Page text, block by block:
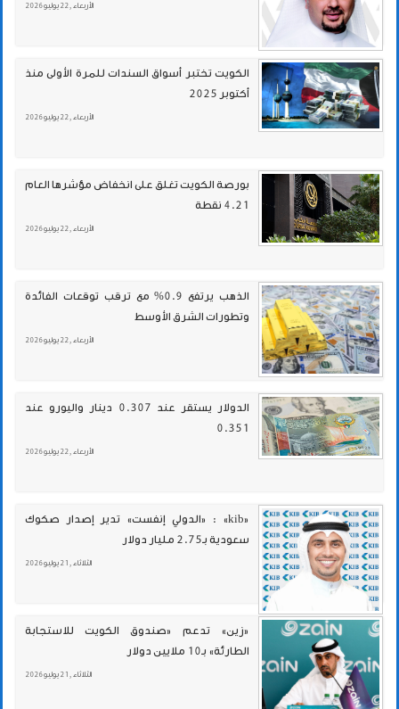
الأربعاء , 22 يوليو 2026
الكويت تختبر أسواق السندات للمرة الأولى منذ
أكتوبر 2025
الأربعاء , 22 يوليو 2026
بورصة الكويت تغلق على انخفاض مؤشرها العام
4.21 نقطة
الأربعاء , 22 يوليو 2026
الذهب يرتفع 0.9% مع ترقب توقعات الفائدة
وتطورات الشرق الأوسط
الأربعاء , 22 يوليو 2026
الدولار يستقر عند 0.307 دينار واليورو عند
0.351
الأربعاء , 22 يوليو 2026
«kib» : «الدولي إنفست» تدير إصدار صكوك
سعودية بـ2.75 مليار دولار
الثلاثاء , 21 يوليو 2026
«زين» تدعم «صندوق الكويت للاستجابة
الطارئة» بـ10 ملايين دولار
الثلاثاء , 21 يوليو 2026